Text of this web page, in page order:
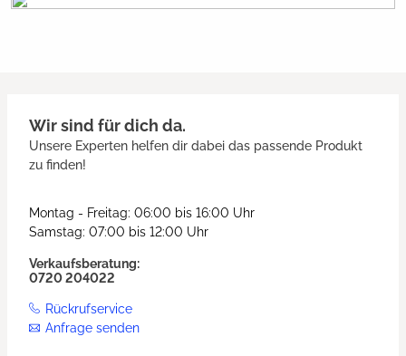
Wir sind für dich da.
Unsere Experten helfen dir dabei das passende Produkt
zu finden!
Montag - Freitag: 06:00 bis 16:00 Uhr
Samstag: 07:00 bis 12:00 Uhr
Verkaufsberatung:
0720 204022
Rückrufservice
Anfrage senden